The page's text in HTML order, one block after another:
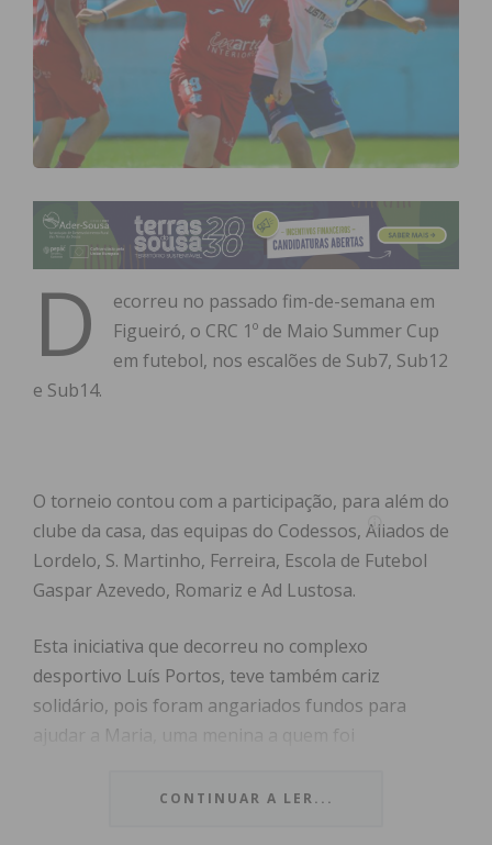
D
ecorreu no passado fim-de-semana em
Figueiró, o CRC 1º de Maio Summer Cup
em futebol, nos escalões de Sub7, Sub12
e Sub14.
O torneio contou com a participação, para além do
clube da casa, das equipas do Codessos, Aliados de
Lordelo, S. Martinho, Ferreira, Escola de Futebol
Gaspar Azevedo, Romariz e Ad Lustosa.
Esta iniciativa que decorreu no complexo
desportivo Luís Portos, teve também cariz
solidário, pois foram angariados fundos para
ajudar a Maria, uma menina a quem foi
uma doença neurodegenerativa raríssima que lhe
CONTINUAR A LER...